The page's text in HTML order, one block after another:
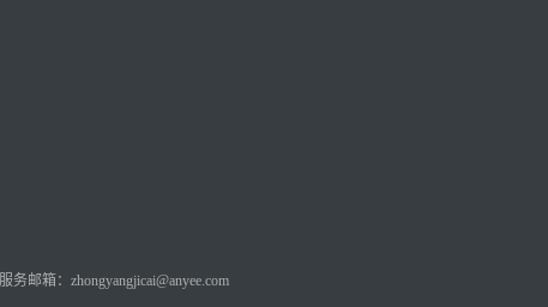
服务邮箱：zhongyangjicai@anyee.com